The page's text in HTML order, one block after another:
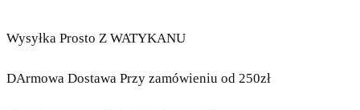
Wysyłka Prosto Z WATYKANU
DArmowa Dostawa Przy zamówieniu od 250zł